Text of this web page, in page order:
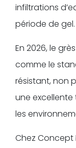
infiltrations
période de gel.
En 2026, le
comme le
résistant, non
une
les
Chez Concept